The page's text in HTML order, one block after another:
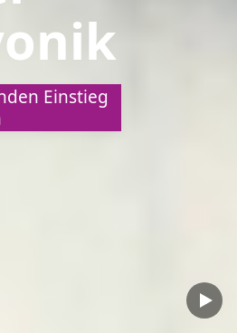
Einstieg